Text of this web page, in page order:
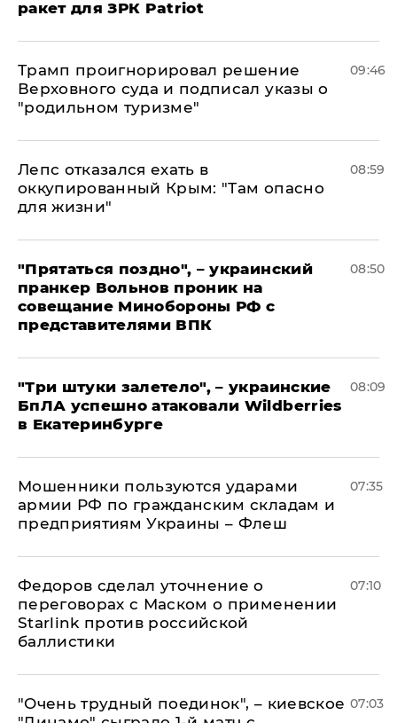
ракет для ЗРК Patriot
Трамп проигнорировал решение
Верховного суда и подписал указы о
"родильном туризме"
09:46
Лепс отказался ехать в
оккупированный Крым: "Там опасно
для жизни"
08:59
"Прятаться поздно", – украинский
пранкер Вольнов проник на
совещание Минобороны РФ с
представителями ВПК
08:50
"Три штуки залетело", – украинские
БпЛА успешно атаковали Wildberries
в Екатеринбурге
08:09
Мошенники пользуются ударами
армии РФ по гражданским складам и
предприятиям Украины – Флеш
07:35
Федоров сделал уточнение о
переговорах с Маском о применении
Starlink против российской
баллистики
07:10
"Очень трудный поединок", – киевское 07:03